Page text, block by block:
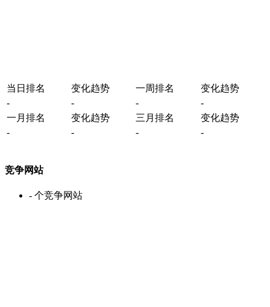
当日排名 变化趋势 一周排名
变化趋势
-
- -
-
一月排名
变化趋势 三月排名
变化趋势
-
- - -
竞争网站
- 个竞争网站